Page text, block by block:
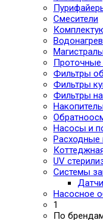
Смесители
Фильтры
Фильтры
Фильтры
Насосы и
Расходные
UV
Системы
Насосное
1
По